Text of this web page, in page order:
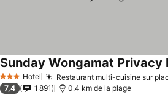
3 ÉtoilesHotel Restaurant multi-cuisine sur
Sunday Wongamat Privacy
7,4 1 891 0.4 km de la plage